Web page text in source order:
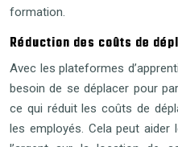
formation.
Réduction des coûts de
Avec les plateformes
besoin de se déplacer pour
ce qui réduit les coûts de
les employés. Cela peut